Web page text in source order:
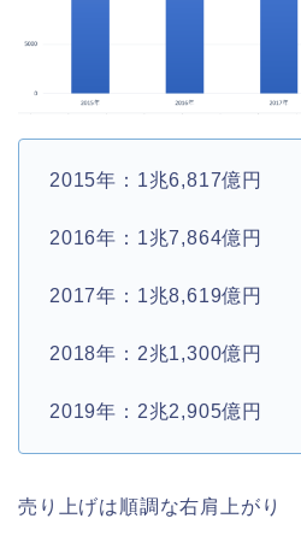
2015年：1兆6,817億円
2016年：1兆7,864億円
2017年：1兆8,619億円
2018年：2兆1,300億円
2019年：2兆2,905億円
売り上げは順調な右肩上がり